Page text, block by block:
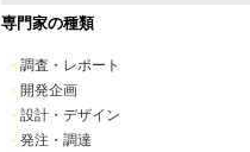
専門家の種類
・ 調査・レポート
・ 開発企画
・ 設計・デザイン
・ 発注・調達